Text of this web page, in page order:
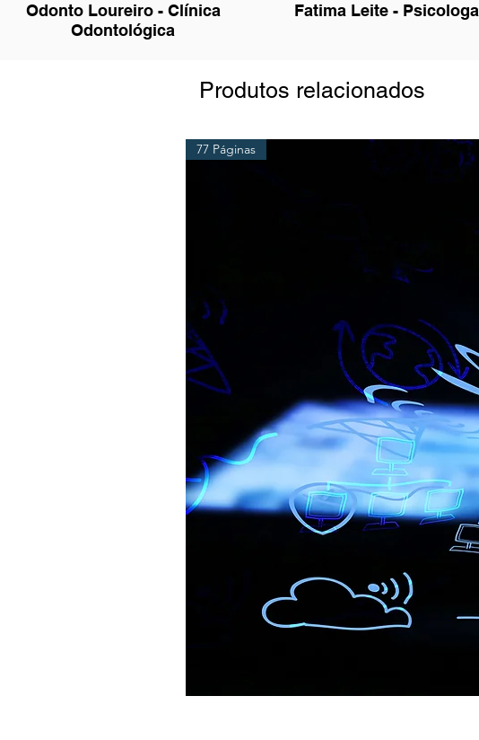
Odonto Loureiro - Clínica
Odontológica
Fatima Leite - Psicologa
Produtos relacionados
77 Páginas